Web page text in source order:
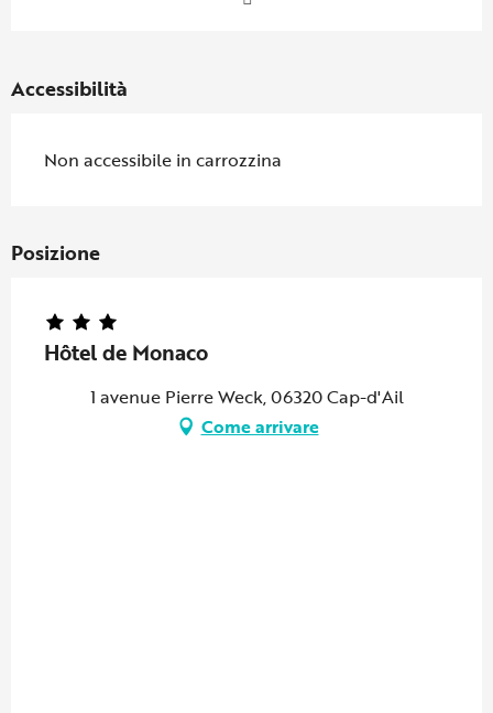
Accessibilità
Non accessibile in carrozzina
Posizione
Hôtel de Monaco
1 avenue Pierre Weck, 06320 Cap-d'Ail
Come arrivare